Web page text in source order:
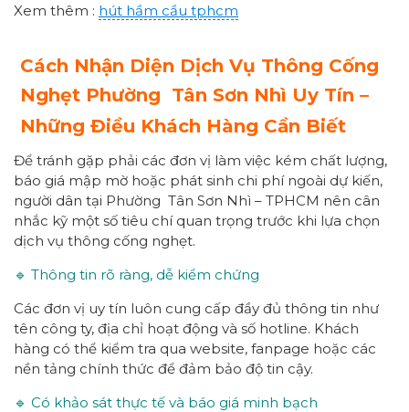
Xem thêm : hút hầm cầu tphcm
Cách Nhận Diện Dịch Vụ Thông Cống
Nghẹt Phường Tân Sơn Nhì Uy Tín –
Những Điều Khách Hàng Cần Biết
Để tránh gặp phải các đơn vị làm việc kém chất lượng,
báo giá mập mờ hoặc phát sinh chi phí ngoài dự kiến,
người dân tại Phường Tân Sơn Nhì – TPHCM nên cân
nhắc kỹ một số tiêu chí quan trọng trước khi lựa chọn
dịch vụ thông cống nghẹt.
🔹 Thông tin rõ ràng, dễ kiểm chứng
Các đơn vị uy tín luôn cung cấp đầy đủ thông tin như
tên công ty, địa chỉ hoạt động và số hotline. Khách
hàng có thể kiểm tra qua website, fanpage hoặc các
nền tảng chính thức để đảm bảo độ tin cậy.
🔹 Có khảo sát thực tế và báo giá minh bạch